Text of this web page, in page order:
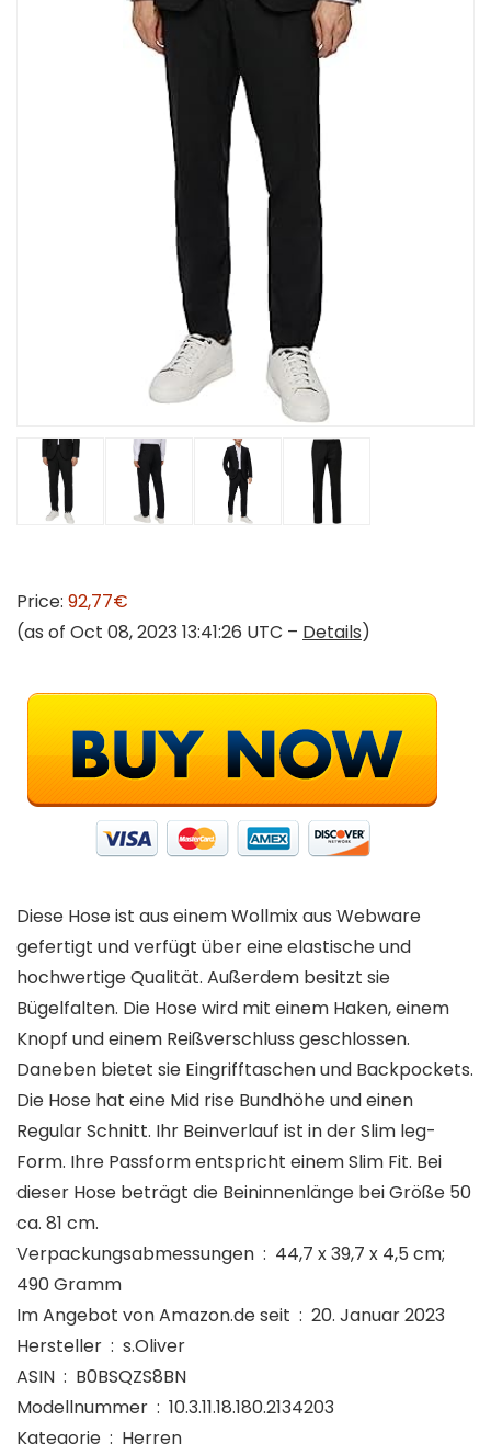
Price: 92,77€
(as of Oct 08, 2023 13:41:26 UTC – Details)
Diese Hose ist aus einem Wollmix aus Webware
gefertigt und verfügt über eine elastische und
hochwertige Qualität. Außerdem besitzt sie
Bügelfalten. Die Hose wird mit einem Haken, einem
Knopf und einem Reißverschluss geschlossen.
Daneben bietet sie Eingrifftaschen und Backpockets.
Die Hose hat eine Mid rise Bundhöhe und einen
Regular Schnitt. Ihr Beinverlauf ist in der Slim leg-
Form. Ihre Passform entspricht einem Slim Fit. Bei
dieser Hose beträgt die Beininnenlänge bei Größe 50
ca. 81 cm.
Verpackungsabmessungen ‏ : ‎ 44,7 x 39,7 x 4,5 cm;
490 Gramm
Im Angebot von Amazon.de seit ‏ : ‎ 20. Januar 2023
Hersteller ‏ : ‎ s.Oliver
ASIN ‏ : ‎ B0BSQZS8BN
Modellnummer ‏ : ‎ 10.3.11.18.180.2134203
Kategorie ‏ : ‎ Herren